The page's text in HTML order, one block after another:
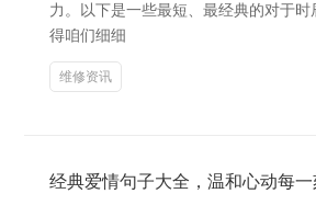
力。以下是一些最短、最经典的对于时
得咱们细细
维修资讯
经典爱情句子大全，温和心动每一